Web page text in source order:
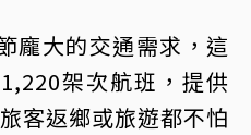
龐大的交通需求，這
架次航班，提供
客返鄉或旅遊都不怕